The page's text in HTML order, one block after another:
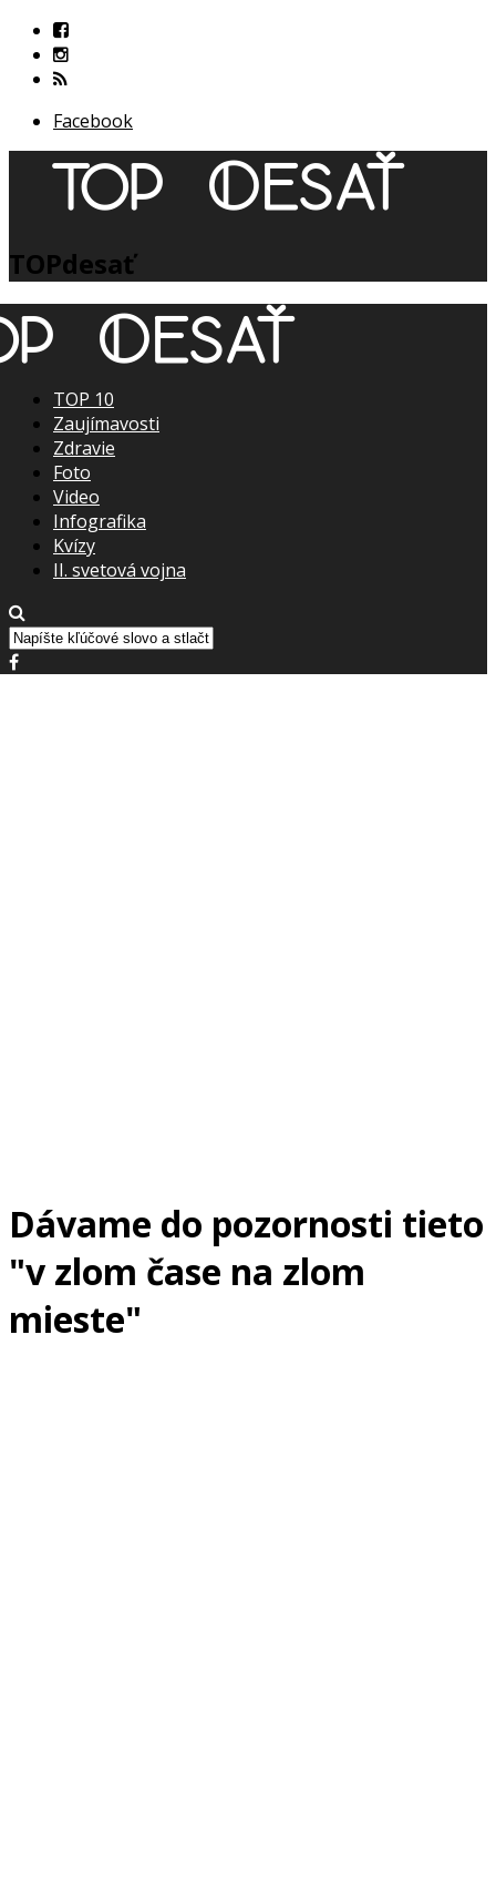
Facebook
TOPdesať
TOP 10
Zaujímavosti
Zdravie
Foto
Video
Infografika
Kvízy
II. svetová vojna
Dávame do pozornosti tieto
"v zlom čase na zlom
mieste"